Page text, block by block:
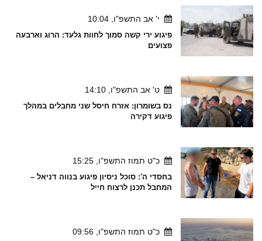
י' אב התשפ"ו, 10:04
פיגוע ירי קשה סמוך לחוות גלעד: הרוג וארבעה
פצועים
ט' אב התשפ"ו, 14:10
נס בשומרון: אזרח חיסל שני מחבלים במהלך
פיגוע דקירה
כ"ט תמוז התשפ"ו, 15:25
בחסדי ה': סוכל ניסיון פיגוע בנווה דניאל –
המחבל תכנן לרצוח חייל
כ"ט תמוז התשפ"ו, 09:56